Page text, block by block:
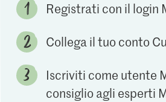
Registrati con il login
Collega il tuo conto
Iscriviti come utente
consiglio agli esperti